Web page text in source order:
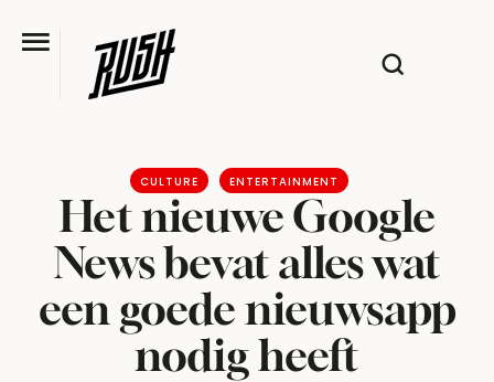
CULTURE ENTERTAINMENT
Het nieuwe Google
News bevat alles wat
een goede nieuwsapp
nodig heeft